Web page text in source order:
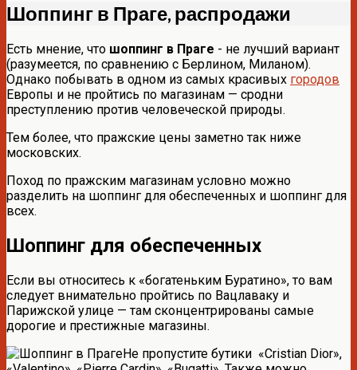
Шоппинг в Праге, распродажи
Есть мнение, что шоппинг в Праге - не лучший вариант
(разумеется, по сравнению с Берлином, Миланом).
Однако побывать в одном из самых красивых городов
Европы и не пройтись по магазинам — сродни
преступлению против человеческой природы.
Тем более, что пражские цены заметно так ниже
московских.
Поход по пражским магазинам условно можно
разделить на шоппинг для обеспеченных и шоппинг для
всех.
Шоппинг для обеспеченных
Если вы относитесь к «богатеньким Буратино», то вам
следует внимательно пройтись по Вацлаваку и
Парижской улице — там сконцентрированы самые
дорогие и престижные магазины.
Не пропустите бутики «Cristian Dior»,